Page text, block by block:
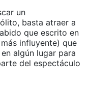
un
basta atraer a
que escrito en
influyente) que
algún lugar para
del espectáculo